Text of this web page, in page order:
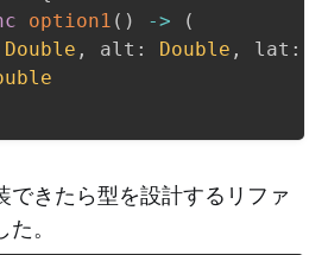
option1 ( ) ->
(
Double , alt : Double , lat :
できたら型を設計するリファ
。